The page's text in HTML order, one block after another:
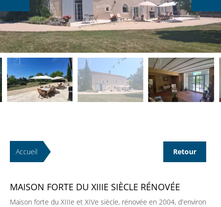
Accueil Retour
MAISON FORTE DU XIIIE SIÈCLE RÉNOVÉE
Maison forte du XIIIe et XIVe siècle, rénovée en 2004, d'environ